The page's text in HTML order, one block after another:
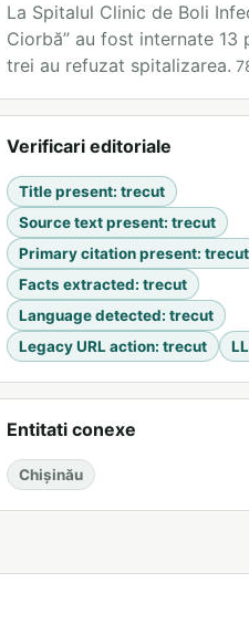
La Spitalul Clinic de Boli
Ciorbă” au fost internate 13
trei au refuzat spitalizarea.
Verificari editoriale
Title present: trecut
Source text present: trecut
Primary citation present: trecut
Facts extracted: trecut
Language detected: trecut
Legacy URL action: trecut
Entitati conexe
Chișinău